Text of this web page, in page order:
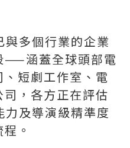
多個行業的企業
——涵蓋全球頭部電
短劇工作室、電
，各方正在評估
及導演級精準度
。